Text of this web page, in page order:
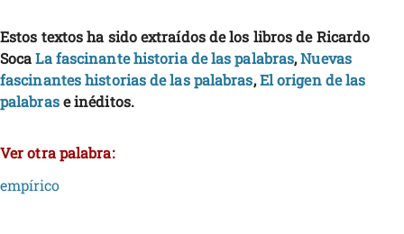
Estos textos ha sido extraídos de los libros de Ricardo
SocaLa fascinante historia de las palabras,Nuevas
fascinantes historias de las palabras,El origen de las
palabrase inéditos.
Ver otra palabra:
empírico